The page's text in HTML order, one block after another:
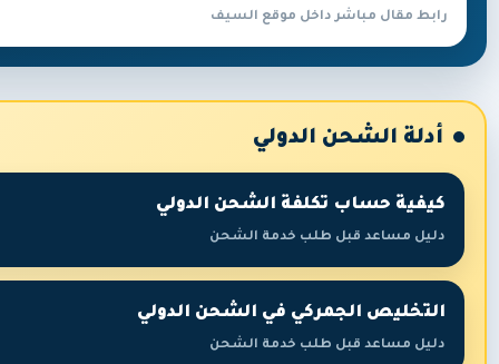
رابط مقال مباشر داخل موقع السيف
أدلة الشحن الدولي
كيفية حساب تكلفة الشحن الدولي
دليل مساعد قبل طلب خدمة الشحن
التخليص الجمركي في الشحن الدولي
دليل مساعد قبل طلب خدمة الشحن